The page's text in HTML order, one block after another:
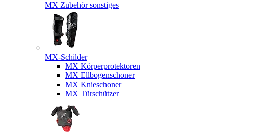
MX Zubehör sonstiges
MX-Schilder
MX Körperprotektoren
MX Ellbogenschoner
MX Knieschoner
MX Türschützer